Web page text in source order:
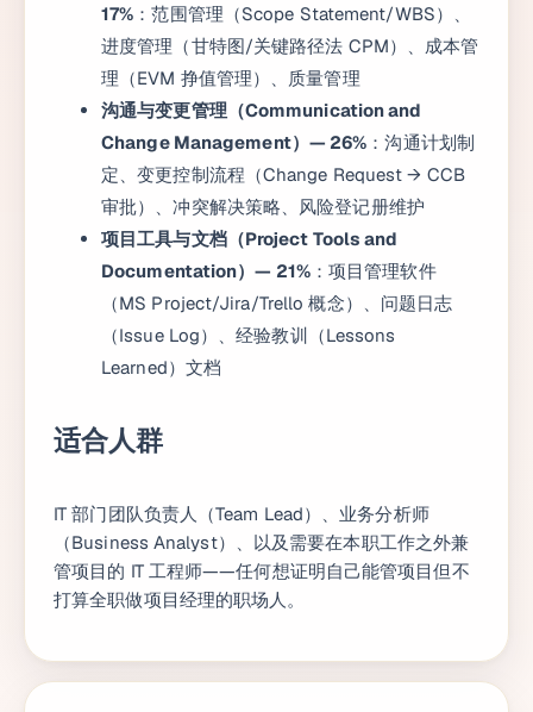
17% ：范围管理（Scope Statement/WBS）、
进度管理（甘特图/关键路径法 CPM）、成本管
理（EVM 挣值管理）、质量管理
沟通与变更管理（Communication and
Change Management）— 26% ：沟通计划制
定、变更控制流程（Change Request → CCB
审批）、冲突解决策略、风险登记册维护
项目工具与文档（Project Tools and
Documentation）— 21%：项目管理软件
（MS Project/Jira/Trello 概念）、问题日志
（Issue Log）、经验教训（Lessons
Learned）文档
适合人群
IT 部门团队负责人（Team Lead）、业务分析师
（Business Analyst）、以及需要在本职工作之外兼
管项目的 IT 工程师——任何想证明自己能管项目但不
打算全职做项目经理的职场人。